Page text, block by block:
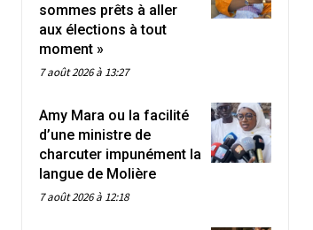
sommes prêts à aller
aux élections à tout
moment »
7 août 2026 à 13:27
Amy Mara ou la facilité
d’une ministre de
charcuter impunément la
langue de Molière
7 août 2026 à 12:18